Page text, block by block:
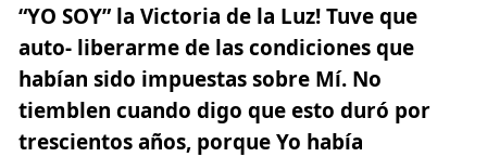
“YO SOY” la Victoria de la Luz! Tuve que
auto- liberarme de las condiciones que
habían sido impuestas sobre Mí. No
tiemblen cuando digo que esto duró por
trescientos años, porque Yo había